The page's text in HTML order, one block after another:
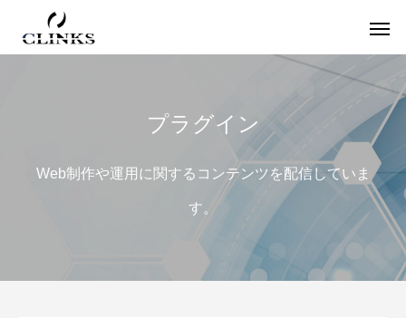
ワードプレス 役
プラグイン
Web制作や運用に関するコンテンツを配信していま
す。